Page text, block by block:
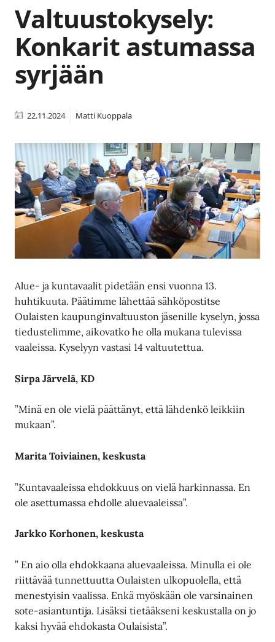
Valtuustokysely:
Konkarit astumassa
syrjään
22.11.2024 Matti Kuoppala
Alue- ja kuntavaalit pidetään ensi vuonna 13.
huhtikuuta. Päätimme lähettää sähköpostitse
Oulaisten kaupunginvaltuuston jäsenille kyselyn, jossa
tiedustelimme, aikovatko he olla mukana tulevissa
vaaleissa. Kyselyyn vastasi 14 valtuutettua.
Sirpa Järvelä, KD
”Minä en ole vielä päättänyt, että lähdenkö leikkiin
mukaan”.
Marita Toiviainen, keskusta
”Kuntavaaleissa ehdokkuus on vielä harkinnassa. En
ole asettumassa ehdolle aluevaaleissa”.
Jarkko Korhonen, keskusta
” En aio olla ehdokkaana aluevaaleissa. Minulla ei ole
riittävää tunnettuutta Oulaisten ulkopuolella, että
menestyisin vaalissa. Enkä myöskään ole varsinainen
sote-asiantuntija. Lisäksi tietääkseni keskustalla on jo
kaksi hyvää ehdokasta Oulaisista”.